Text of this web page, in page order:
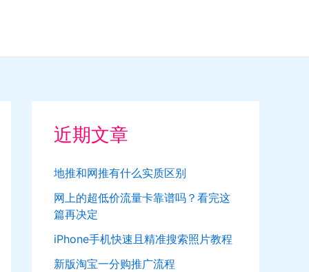
近期文章
地推和网推有什么实质区别
网上的超低价流量卡靠谱吗？看完这
篇再决定
iPhone手机快速且精准搜索照片教程
新版淘宝一分购推广流程